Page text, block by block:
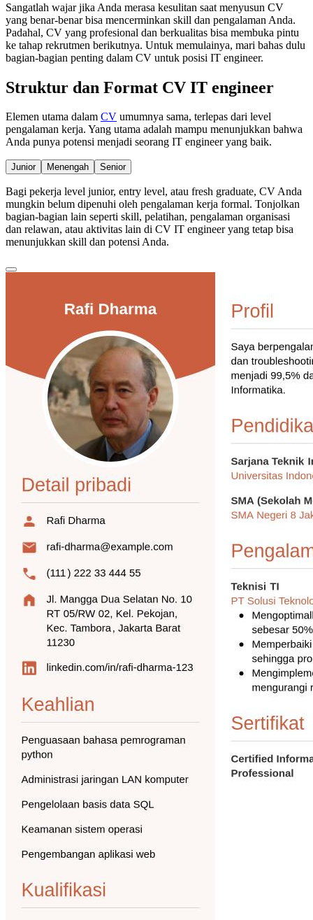
Sangatlah wajar jika Anda merasa kesulitan saat menyusun CV
yang benar-benar bisa mencerminkan skill dan pengalaman Anda.
Padahal, CV yang profesional dan berkualitas bisa membuka pintu
ke tahap rekrutmen berikutnya. Untuk memulainya, mari bahas dulu
bagian-bagian penting dalam CV untuk posisi IT engineer.
Struktur dan Format CV IT engineer
Elemen utama dalam CV umumnya sama, terlepas dari level
pengalaman kerja. Yang utama adalah mampu menunjukkan bahwa
Anda punya potensi menjadi seorang IT engineer yang baik.
Junior Menengah Senior
Bagi pekerja level junior, entry level, atau fresh graduate, CV Anda
mungkin belum dipenuhi oleh pengalaman kerja formal. Tonjolkan
bagian-bagian lain seperti skill, pelatihan, pengalaman organisasi
dan relawan, atau aktivitas lain di CV IT engineer yang tetap bisa
menunjukkan skill dan potensi Anda.